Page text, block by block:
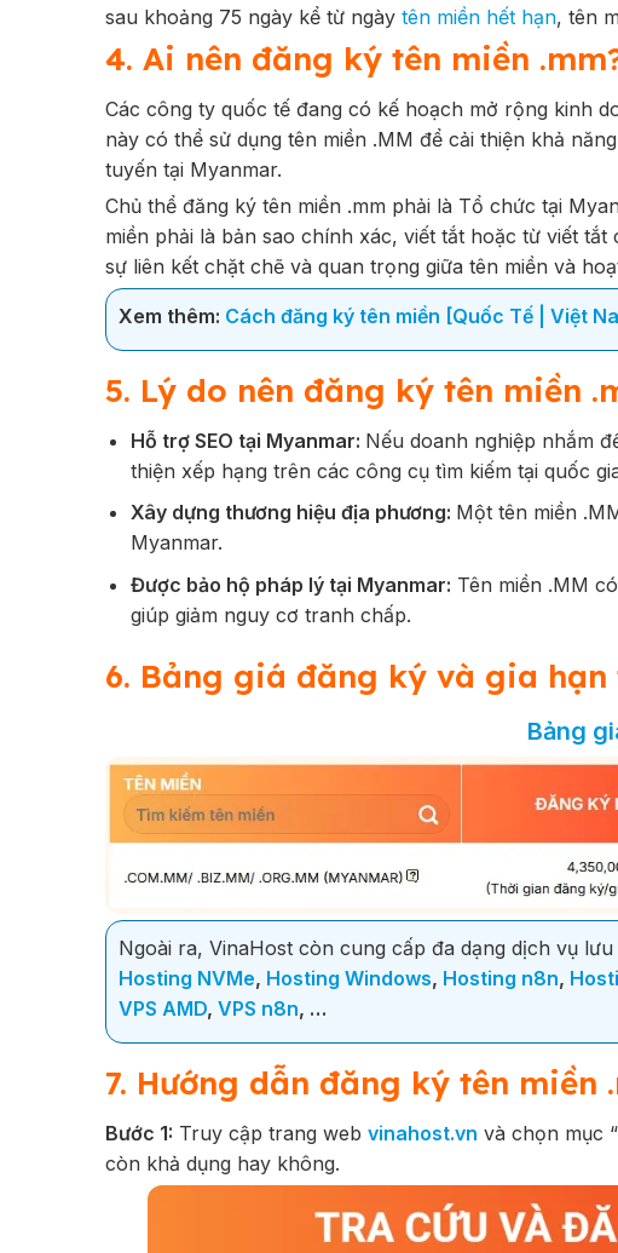
sau khoảng 75 ngày kể từ ngày tên miền hết hạn, tên
4. Ai nên đăng ký tên miền
Các công ty quốc tế đang có kế hoạch mở rộng kinh
này có thể sử dụng tên miền .MM để cải thiện khả
tuyến tại Myanmar.
Chủ thể đăng ký tên miền .mm phải là Tổ chức tại
miền phải là bản sao chính xác, viết tắt hoặc từ viết
sự liên kết chặt chẽ và quan trọng giữa tên miền và
Xem thêm: Cách đăng ký tên miền [Quốc Tế | Việt
5. Lý do nên đăng ký tên miền
Hỗ trợ SEO tại Myanmar: Nếu doanh nghiệp nhắm
thiện xếp hạng trên các công cụ tìm kiếm tại quốc
Xây dựng thương hiệu địa phương: Một tên miền
Myanmar.
Được bảo hộ pháp lý tại Myanmar: Tên miền .MM
giúp giảm nguy cơ tranh chấp.
6. Bảng giá đăng ký và gia hạn
Bảng
Ngoài ra, VinaHost còn cung cấp đa dạng dịch vụ
Hosting NVMe, Hosting Windows, Hosting n8n,
VPS AMD, VPS n8n, …
7. Hướng dẫn đăng ký tên miền
Bước 1: Truy cập trang web vinahost.vn và chọn mục “
còn khả dụng hay không.